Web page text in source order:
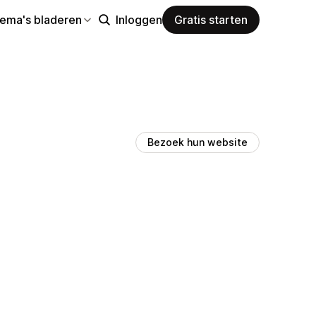
bladeren Inloggen Gratis starten
Bezoek hun website